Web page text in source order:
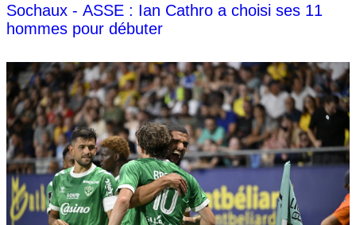
Sochaux - ASSE : Ian Cathro a choisi ses 11
hommes pour débuter